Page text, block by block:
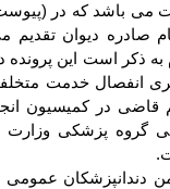
صادره دیوان تقدیم
به ذکر است این پرونده
انفصال خدمت
قاضی در کمیسیون
گروه پزشکی وزارت
دندانپزشکان عمومی